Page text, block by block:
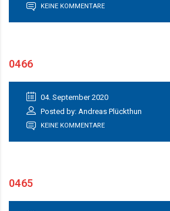
KEINE KOMMENTARE
0466
04. September 2020
Posted by: Andreas Plückthun
KEINE KOMMENTARE
0465